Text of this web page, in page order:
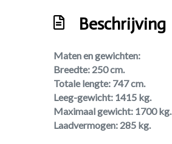
Standaardzit
Toilet/wasruimte
Vast bed
Vaste watertank
Beschrijving
Maten en gewichten:
Breedte: 250 cm.
Totale lengte: 747 cm.
Leeg-gewicht: 1415 kg.
Maximaal gewicht: 1700 kg.
Laadvermogen: 285 kg.